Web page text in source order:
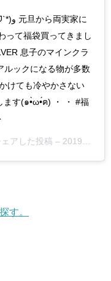
って福袋買ってきまし
息子のマインクラ
ルックになる物が多数
けても冷やかさない
ます(๑•̀ω•́ฅ) ・ ・ #福
アした投稿 – 2019年 1月月1日午前6時50分PST
す。